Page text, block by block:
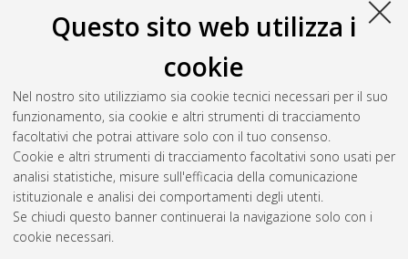
Questo sito web utilizza i
cookie
Nel nostro sito utilizziamo sia cookie tecnici necessari per il suo
funzionamento, sia cookie e altri strumenti di tracciamento
facoltativi che potrai attivare solo con il tuo consenso.
Cookie e altri strumenti di tracciamento facoltativi sono usati per
analisi statistiche, misure sull'efficacia della comunicazione
istituzionale e analisi dei comportamenti degli utenti.
Se chiudi questo banner continuerai la navigazione solo con i
cookie necessari.
(2009)La lotta al terrorismo tra diritto
internazionale e diritto dell'Unione Europea, [Dissertation
thesis], Alma Mater Studiorum Università di Bologna.
Dottorato di ricerca inDiritto dell'Unione Europea, 21 Ciclo.
Questa lista e' stata generata ilFri Aug 7 20:30:46 2026 CEST
Atom